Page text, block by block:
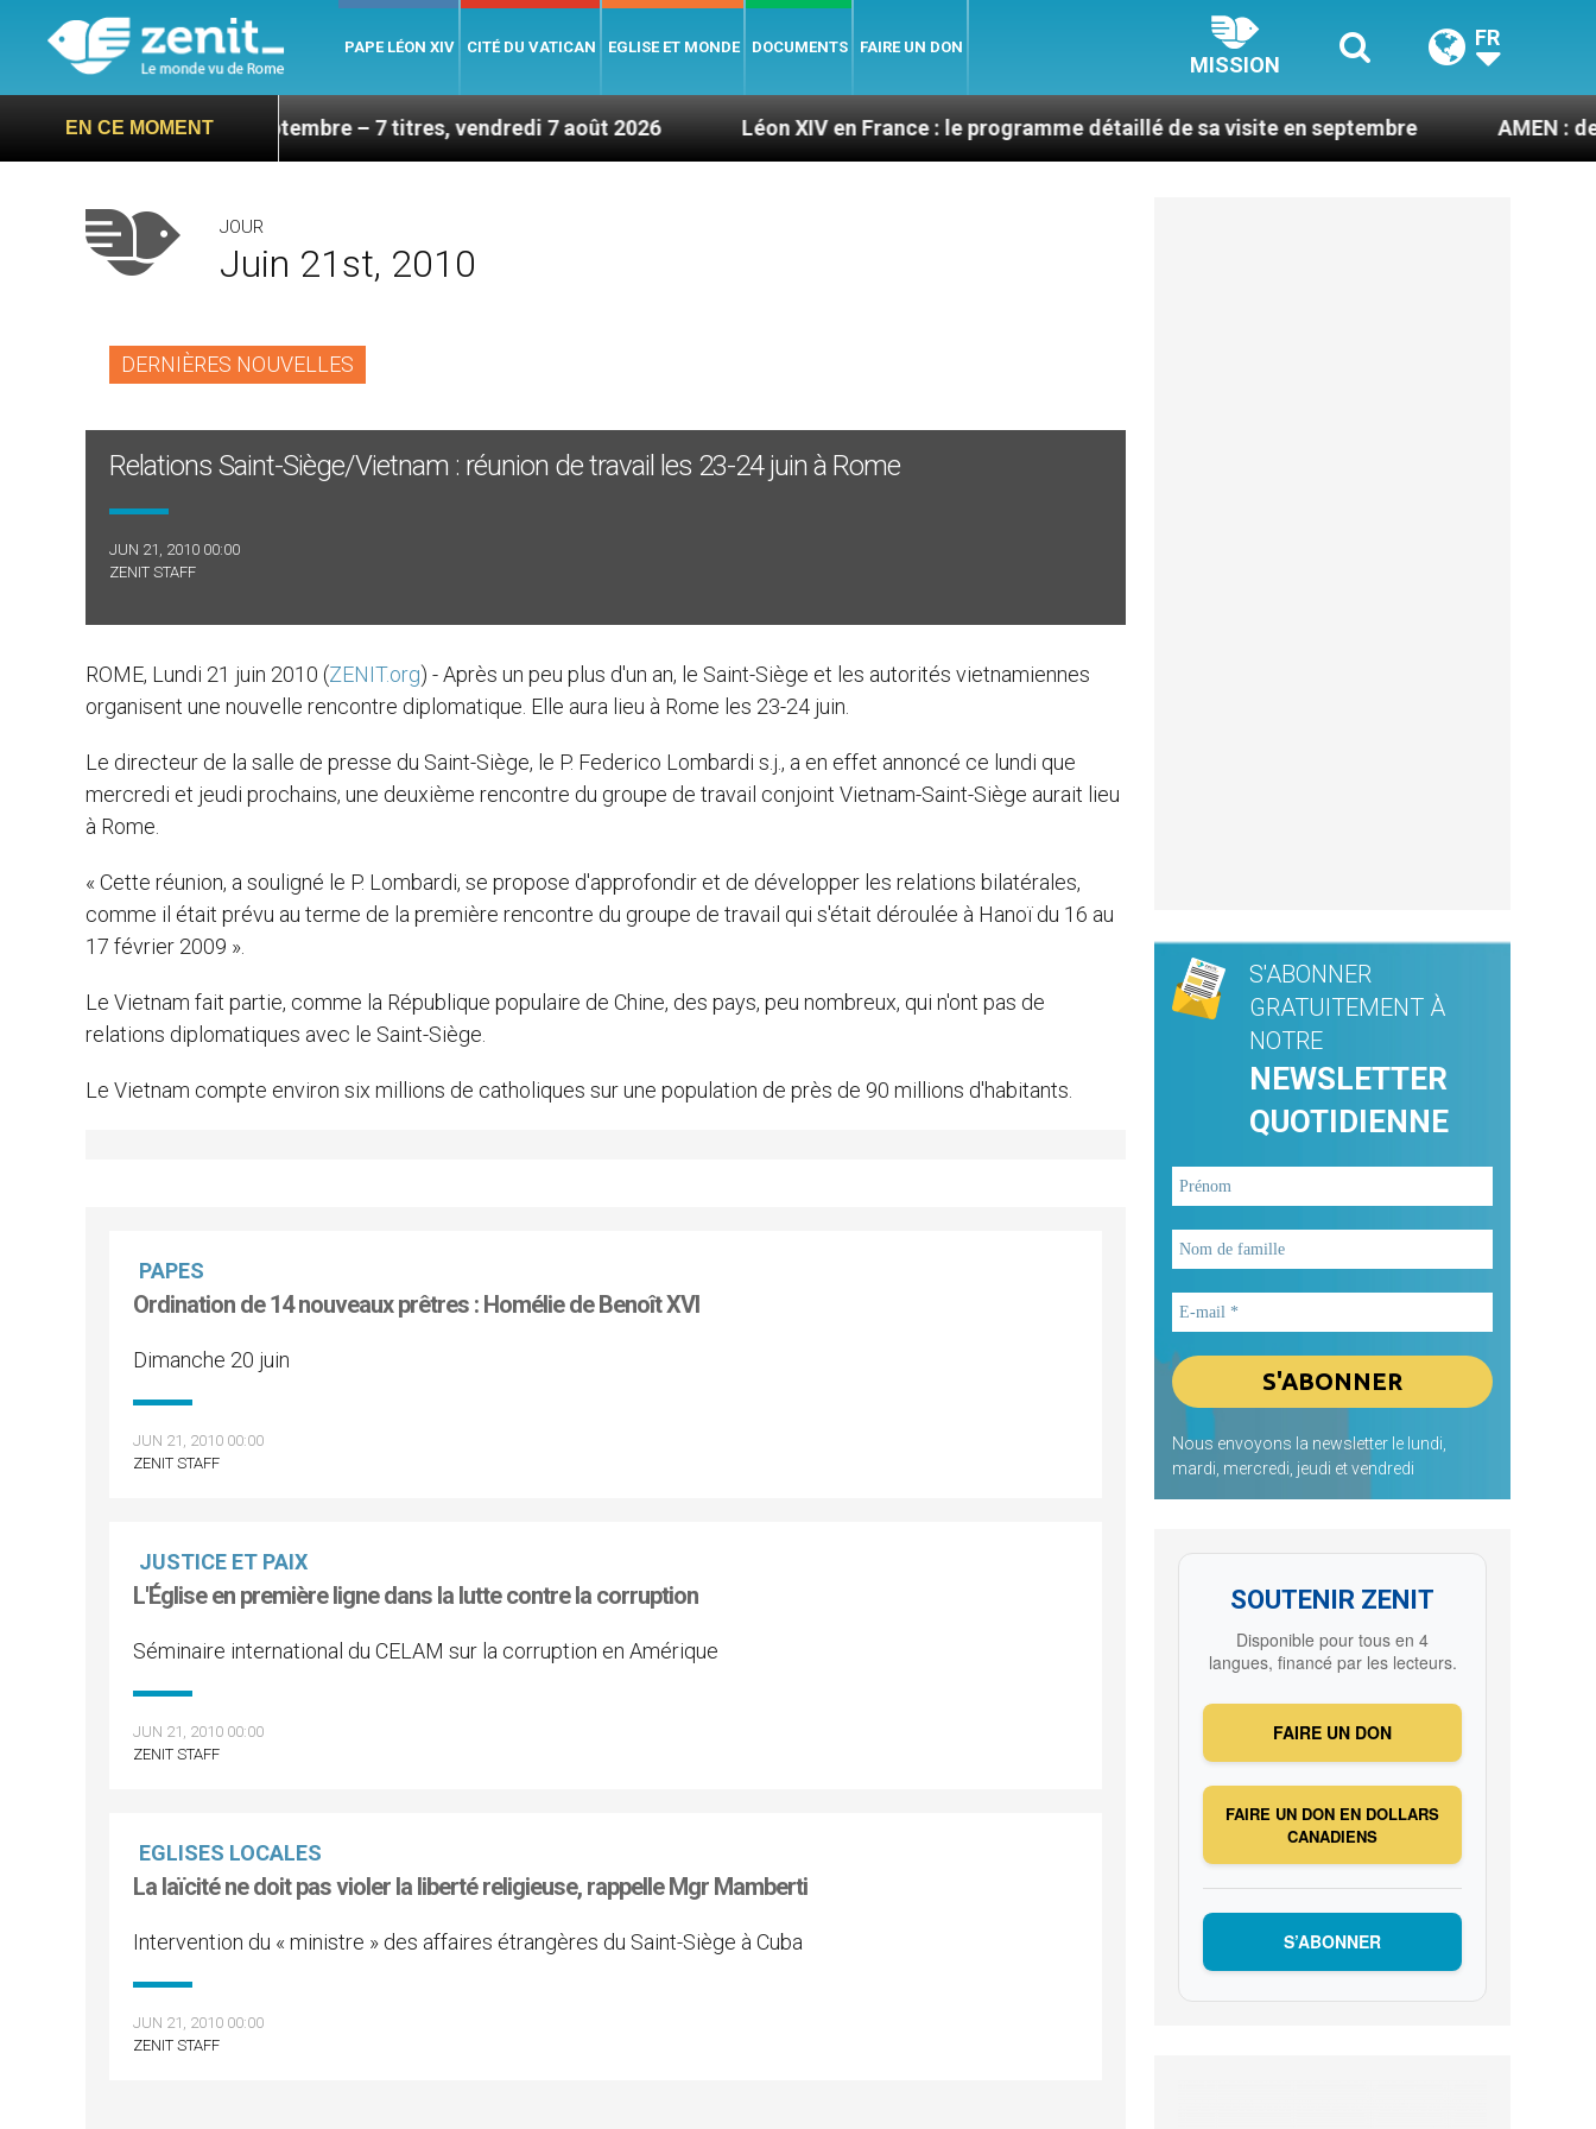
PAPE LÉON XIV CITÉ DU VATICAN EGLISE ET MONDE DOCUMENTS FAIRE UN DON
MISSION
FR
EN CE MOMENT
sa visite en septembre – 7 titres, vendredi 7 août 2026 Léon XIV en France : le programme détaillé de sa visite en septembre AMEN : des prêtres
JOUR
Juin 21st, 2010
DERNIÈRES NOUVELLES
Relations Saint-Siège/Vietnam : réunion de travail les 23-24 juin à Rome
JUN 21, 2010 00:00
ZENIT STAFF
ROME, Lundi 21 juin 2010 (ZENIT.org) - Après un peu plus d'un an, le Saint-Siège et les autorités vietnamiennes
organisent une nouvelle rencontre diplomatique. Elle aura lieu à Rome les 23-24 juin.
Le directeur de la salle de presse du Saint-Siège, le P. Federico Lombardi s.j., a en effet annoncé ce lundi que
mercredi et jeudi prochains, une deuxième rencontre du groupe de travail conjoint Vietnam-Saint-Siège aurait lieu
à Rome.
« Cette réunion, a souligné le P. Lombardi, se propose d'approfondir et de développer les relations bilatérales,
comme il était prévu au terme de la première rencontre du groupe de travail qui s'était déroulée à Hanoï du 16 au
17 février 2009 ».
Le Vietnam fait partie, comme la République populaire de Chine, des pays, peu nombreux, qui n'ont pas de
relations diplomatiques avec le Saint-Siège.
Le Vietnam compte environ six millions de catholiques sur une population de près de 90 millions d'habitants.
PAPES
Ordination de 14 nouveaux prêtres : Homélie de Benoît XVI
Dimanche 20 juin
JUN 21, 2010 00:00
ZENIT STAFF
JUSTICE ET PAIX
L'Église en première ligne dans la lutte contre la corruption
Séminaire international du CELAM sur la corruption en Amérique
JUN 21, 2010 00:00
ZENIT STAFF
EGLISES LOCALES
La laïcité ne doit pas violer la liberté religieuse, rappelle Mgr Mamberti
Intervention du « ministre » des affaires étrangères du Saint-Siège à Cuba
JUN 21, 2010 00:00
ZENIT STAFF
S'ABONNER
GRATUITEMENT À
NOTRE
NEWSLETTER
QUOTIDIENNE
Nous envoyons la newsletter le lundi,
mardi, mercredi, jeudi et vendredi
SOUTENIR ZENIT
Disponible pour tous en 4
langues, financé par les lecteurs.
FAIRE UN DON
FAIRE UN DON EN DOLLARS
CANADIENS
S’ABONNER